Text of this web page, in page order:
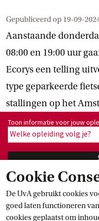
Cookie
De UvA gebruikt cookies
goed laten functioneren
cookies geplaatst om
Gepubliceerd op 19-09-
Aanstaande
08:00 en 19:00 uur
Ecorys een telling
type geparkeerde
stallingen op het
Toon informatie voor
Toon informatie voor jouw
Welke opleiding volg je?
Ook zullen zij een korte
campus. Hierin vragen zij
bezoeken en vanuit welke